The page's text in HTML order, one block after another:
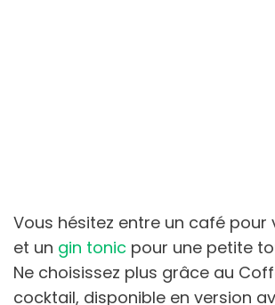
Vous hésitez entre un café pour
et un gin tonic pour une petite
Ne choisissez plus grâce au
cocktail, disponible en version